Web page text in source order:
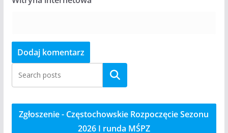
Szukaj
Zgłoszenie - Częstochowskie Rozpoczęcie Sezonu
2026 I runda MŚPZ